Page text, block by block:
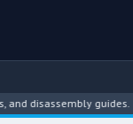
guides.